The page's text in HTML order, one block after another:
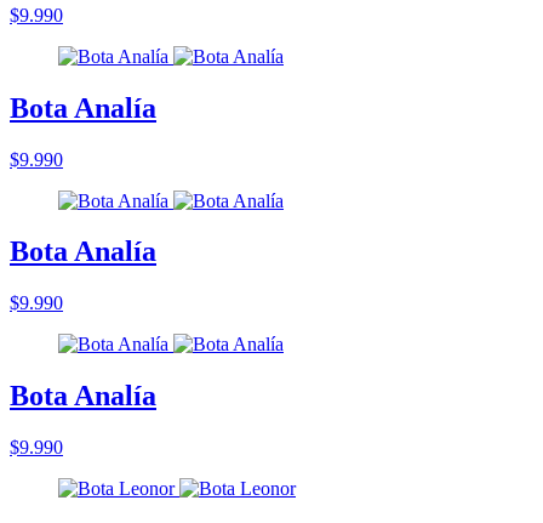
$9.990
Bota Analía
$9.990
Bota Analía
$9.990
Bota Analía
$9.990